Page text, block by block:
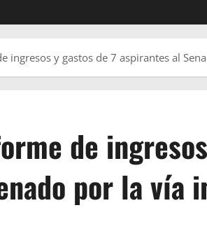
ingresos y gastos de 7 aspirantes al
de
por la vía